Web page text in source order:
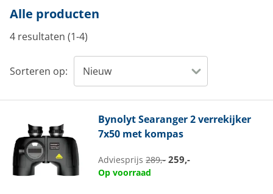
Alle producten
4 resultaten (1-4)
Sorteren op:
BynolytSearanger 2 verrekijker
7x50 met kompas
Adviesprijs289,- 259,-
Op voorraad